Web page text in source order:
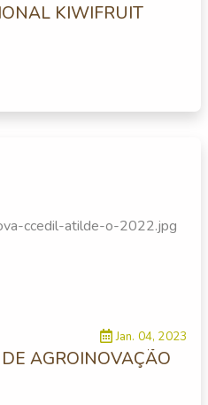
KIWIFRUIT
Jan. 04, 2023
AGROINOVAÇÃO